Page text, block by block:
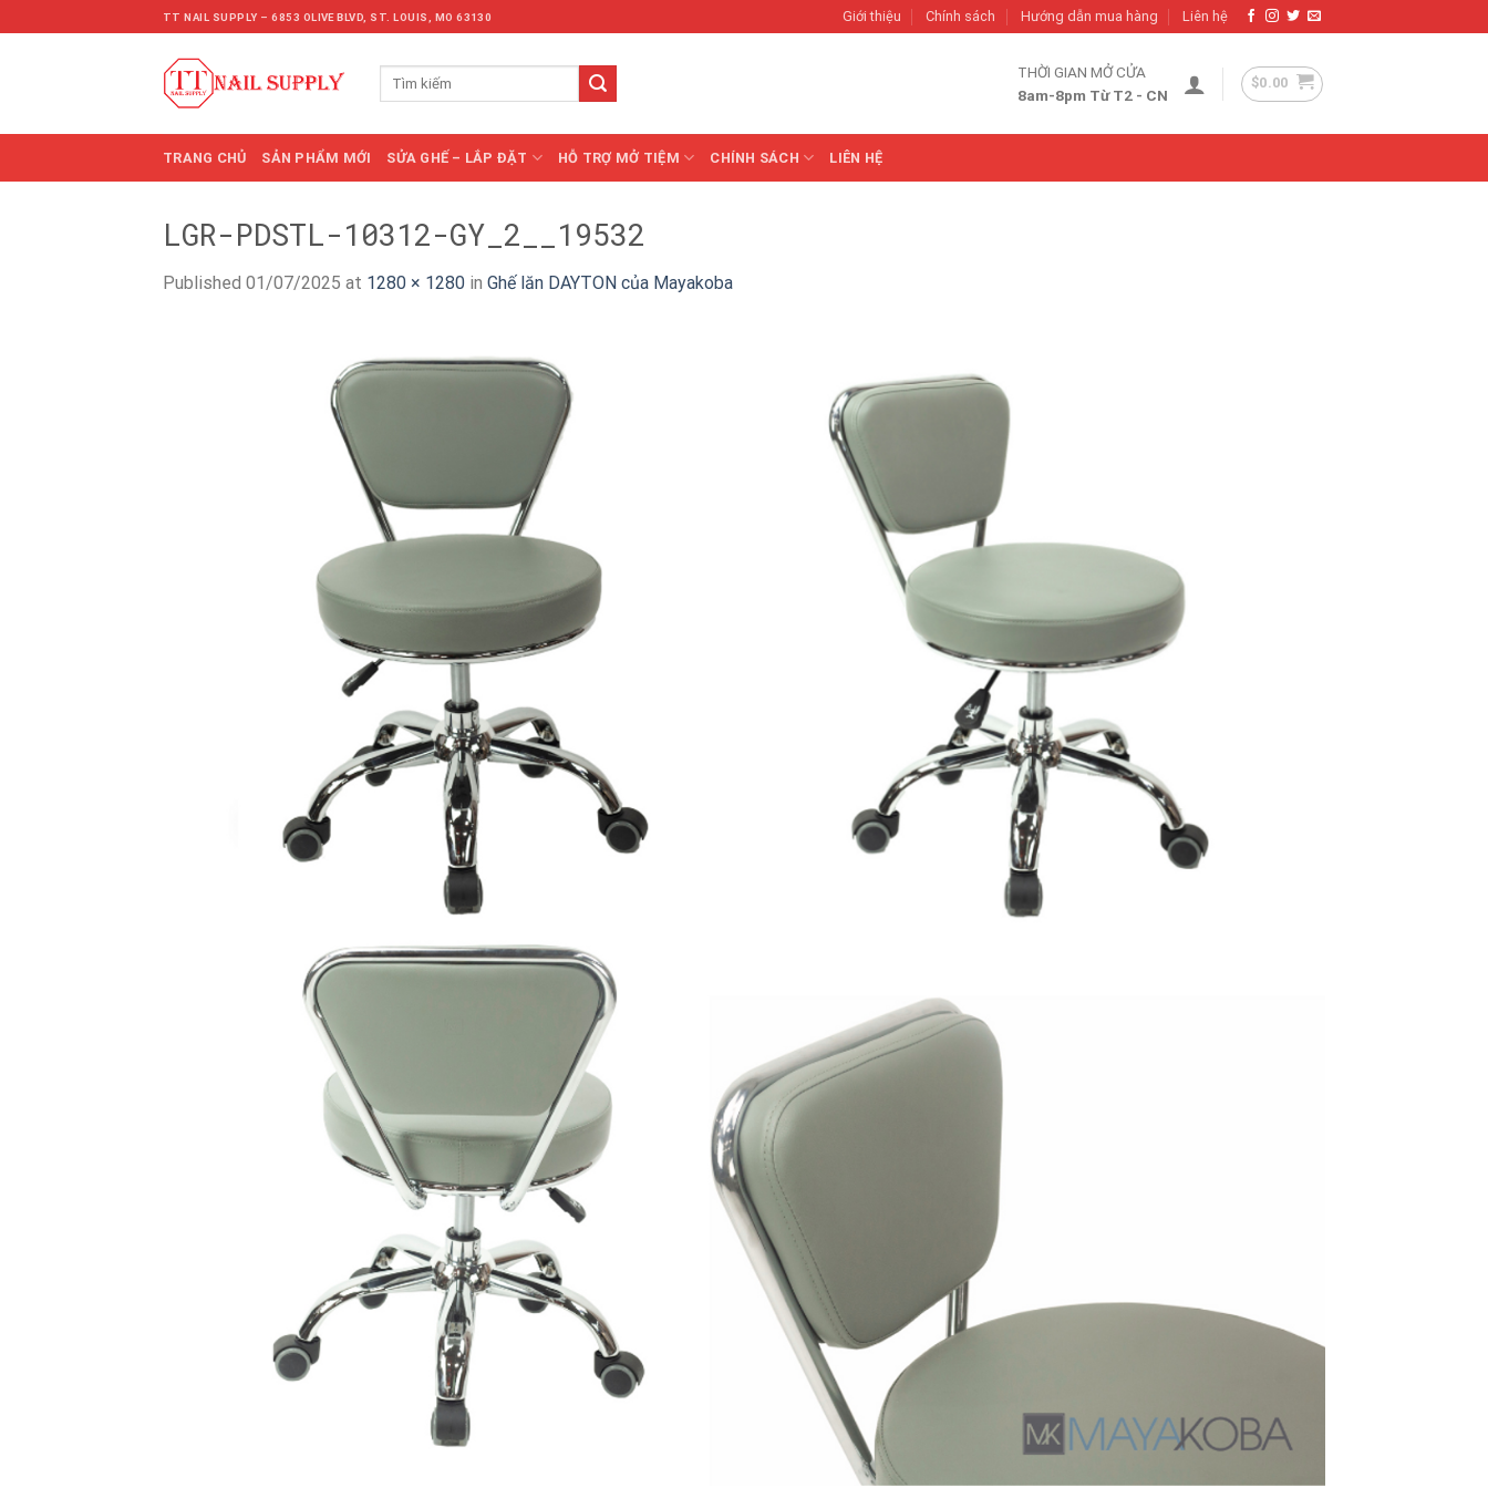
to
TT NAIL SUPPLY – 6853 OLIVE BLVD, ST. LOUIS, MO 63130 Giới thiệu Chính sách Hướng dẫn mua hàng Liên hệ
Tìm
THỜI GIAN MỞ CỬA
8am-8pm Từ T2 - CN
$0.00
TRANG CHỦ SẢN PHẨM MỚI SỬA GHẾ – LẮP ĐẶT HỖ TRỢ MỞ TIỆM CHÍNH SÁCH LIÊN HỆ
LGR-PDSTL-10312-GY_2__19532
Published 01/07/2025 at 1280 × 1280 in Ghế lăn DAYTON của Mayakoba